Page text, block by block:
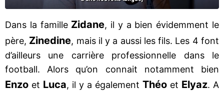
Dans la famille Zidane, il y a bien évidemment le
père, Zinedine, mais il y a aussi les fils. Les 4 font
d’ailleurs une carrière professionnelle dans le
football. Alors qu’on connait notamment bien
Enzo et Luca, il y a également Théo et Elyaz. A